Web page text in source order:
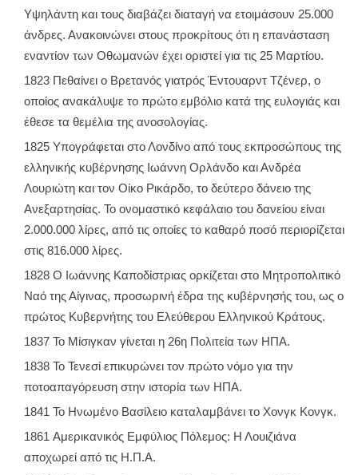
Υψηλάντη και τους διαβάζει διαταγή να ετοιμάσουν 25.000
άνδρες. Ανακοινώνει στους προκρίτους ότι η επανάσταση
εναντίον των Οθωμανών έχει οριστεί για τις 25 Μαρτίου.
1823 Πεθαίνει ο Βρετανός γιατρός Έντουαρντ Τζένερ, ο
οποίος ανακάλυψε το πρώτο εμβόλιο κατά της ευλογιάς και
έθεσε τα θεμέλια της ανοσολογίας.
1825 Υπογράφεται στο Λονδίνο από τους εκπροσώπους της
ελληνικής κυβέρνησης Ιωάννη Ορλάνδο και Ανδρέα
Λουριώτη και τον Οίκο Ρικάρδο, το δεύτερο δάνειο της
Ανεξαρτησίας. Το ονομαστικό κεφάλαιο του δανείου είναι
2.000.000 λίρες, από τις οποίες το καθαρό ποσό περιορίζεται
στις 816.000 λίρες.
1828 Ο Ιωάννης Καποδίστριας ορκίζεται στο Μητροπολιτικό
Ναό της Αίγινας, προσωρινή έδρα της κυβέρνησής του, ως ο
πρώτος Κυβερνήτης του Ελεύθερου Ελληνικού Κράτους.
1837 Το Μίσιγκαν γίνεται η 26η Πολιτεία των ΗΠΑ.
1838 Το Τενεσί επικυρώνει τον πρώτο νόμο για την
ποτοαπαγόρευση στην ιστορία των ΗΠΑ.
1841 Το Ηνωμένο Βασίλειο καταλαμβάνει το Χονγκ Κονγκ.
1861 Αμερικανικός Εμφύλιος Πόλεμος: Η Λουιζιάνα
αποχωρεί από τις Η.Π.Α.